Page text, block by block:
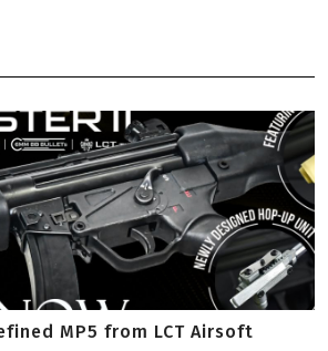
MP5 from LCT Airsoft